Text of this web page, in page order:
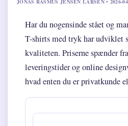
JONAS RASMUS JENSEN LARSEN •
Har du nogensinde stået og
T-shirts med tryk har udviklet
kvaliteten. Priserne spænder
leveringstider og online
hvad enten du er privatkunde